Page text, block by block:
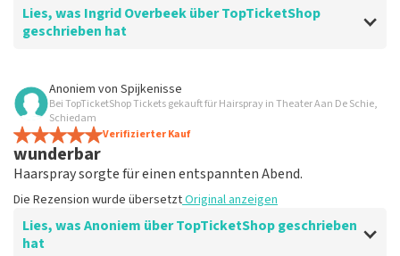
Lies, was Ingrid Overbeek über TopTicketShop
geschrieben hat
Bewertung von Ingrid Overbeek über
gut
gut
Die Rezension wurde übersetzt
Anoniem von Spijkenisse
Bei TopTicketShop Tickets gekauft für Hairspray in Theater Aan De Schie,
Schiedam
Verifizierter Kauf
wunderbar
Haarspray sorgte für einen entspannten Abend.
Die Rezension wurde übersetztOriginal anzeigen
Lies, was Anoniem über TopTicketShop geschrieben
hat